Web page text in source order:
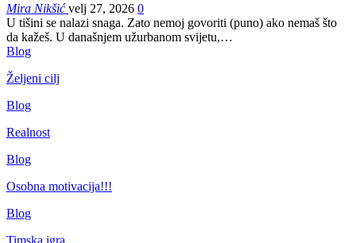
Mira Nikšićvelj 27, 2026 0
U tišini se nalazi snaga. Zato nemoj govoriti (puno) ako nemaš što
da kažeš. U današnjem užurbanom svijetu,…
Blog
Željeni cilj
Blog
Realnost
Blog
Osobna motivacija!!!
Blog
Timska igra